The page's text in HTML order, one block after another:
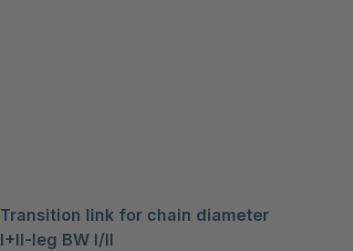
Transition link for chain diameter
I+II-leg BW I/II